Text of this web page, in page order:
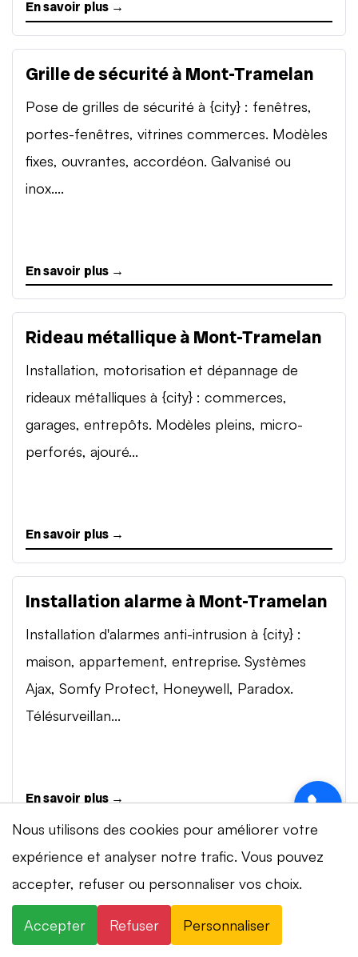
En savoir plus →
Grille de sécurité à Mont-Tramelan
Pose de grilles de sécurité à {city} : fenêtres,
portes-fenêtres, vitrines commerces. Modèles
fixes, ouvrantes, accordéon. Galvanisé ou
inox....
En savoir plus →
Rideau métallique à Mont-Tramelan
Installation, motorisation et dépannage de
rideaux métalliques à {city} : commerces,
garages, entrepôts. Modèles pleins, micro-
perforés, ajouré...
En savoir plus →
Installation alarme à Mont-Tramelan
Installation d'alarmes anti-intrusion à {city} :
maison, appartement, entreprise. Systèmes
Ajax, Somfy Protect, Honeywell, Paradox.
Télésurveillan...
En savoir plus →
Vidéosurveillance à Mont-Tramelan
Installation de systèmes de vidéosurveillance à
{city} : caméras IP 4K, visionnage smartphone,
Nous utilisons des cookies pour améliorer votre
expérience et analyser notre trafic. Vous pouvez
accepter, refuser ou personnaliser vos choix.
Accepter Refuser
Personnaliser